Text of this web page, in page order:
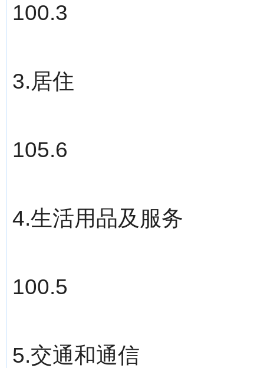
100.3
3.居住
105.6
4.生活用品及服务
100.5
5.交通和通信